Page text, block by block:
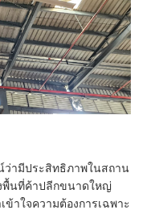
ว่ามีประสิทธิภาพในสถาน
พื้นที่ค้าปลีกขนาดใหญ่
ข้าใจความต้องการเฉพาะ